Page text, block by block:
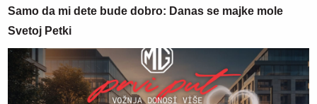
Samo da mi dete bude dobro: Danas se majke mole
Svetoj Petki